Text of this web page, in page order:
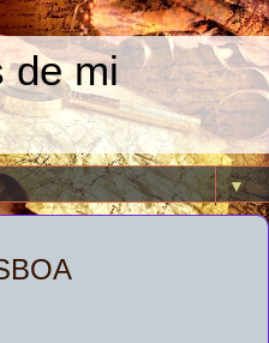
de mi
▼